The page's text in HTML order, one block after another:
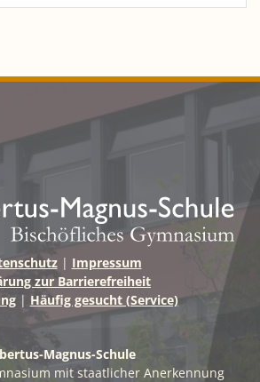
| Impressum
zur Barrierefreiheit
| Häufig gesucht (Service)
Magnus-Schule
mit staatlicher Anerkennung